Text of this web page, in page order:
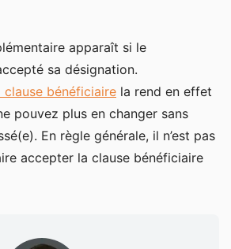
apparaît si le
sa désignation.
clause bénéficiaire la rend en effet
pouvez plus en changer sans
En règle générale, il n’est pas
accepter la clause bénéficiaire